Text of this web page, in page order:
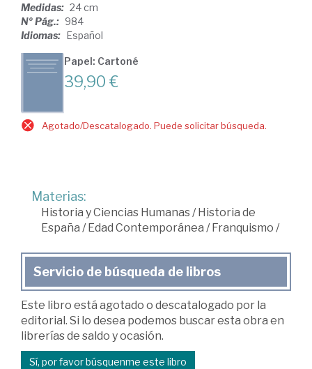
Medidas: 24 cm
Nº Pág.: 984
Idiomas: Español
Papel: Cartoné
39,90 €
Agotado/Descatalogado. Puede solicitar búsqueda.
Materias:
Historia y Ciencias Humanas/Historia de
España /Edad Contemporánea /Franquismo /
Servicio de búsqueda de libros
Este libro está agotado o descatalogado por la
editorial. Si lo desea podemos buscar esta obra en
librerías de saldo y ocasión.
Sí, por favor búsquenme este libro